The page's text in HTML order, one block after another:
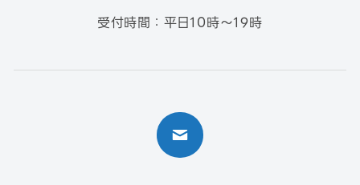
受付時間：平日10時〜19時